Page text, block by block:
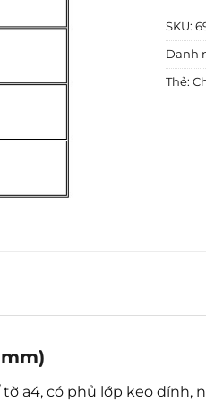
SKU:
Danh
Thẻ:
a4, có phủ lớp keo dính,